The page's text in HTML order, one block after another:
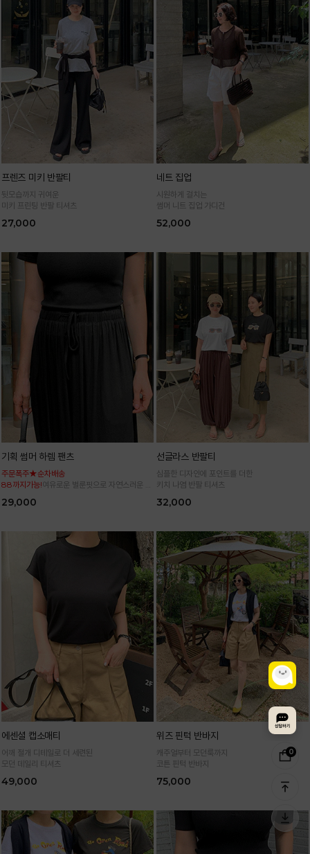
0
프렌즈 미키 반팔티
뒷모습까지 귀여운
미키 프린팅 반팔 티셔츠
27,000
네트 집업
시원하게 걸치는
썸머 니트 집업 가디건
52,000
기획 썸머 하렘 팬츠
주문폭주★순차배송
88까지가능!여유로운 벌룬핏으로 자연스러운 체
29,000
선글라스 반팔티
심플한 디자인에 포인트를 더한
키치 나염 반팔 티셔츠
32,000
에센셜 캡소매티
어깨 절개 디테일로 더 세련된
모던 데일리 티셔츠
49,000
위즈 핀턱 반바지
캐주얼부터 모던룩까지
코튼 핀턱 반바지
75,000